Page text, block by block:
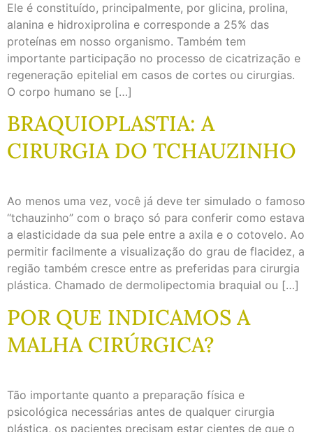
Ele é constituído, principalmente, por glicina, prolina,
alanina e hidroxiprolina e corresponde a 25% das
proteínas em nosso organismo. Também tem
importante participação no processo de cicatrização e
regeneração epitelial em casos de cortes ou cirurgias.
O corpo humano se […]
BRAQUIOPLASTIA: A
CIRURGIA DO TCHAUZINHO
Ao menos uma vez, você já deve ter simulado o famoso
“tchauzinho” com o braço só para conferir como estava
a elasticidade da sua pele entre a axila e o cotovelo. Ao
permitir facilmente a visualização do grau de flacidez, a
região também cresce entre as preferidas para cirurgia
plástica. Chamado de dermolipectomia braquial ou […]
POR QUE INDICAMOS A
MALHA CIRÚRGICA?
Tão importante quanto a preparação física e
psicológica necessárias antes de qualquer cirurgia
plástica, os pacientes precisam estar cientes de que o